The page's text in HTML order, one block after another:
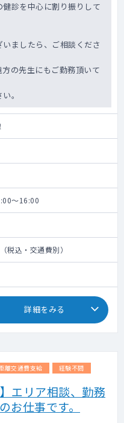
診を中心に割り振りして
ましたら、ご相談くださ
の先生にもご勤務頂いて
。
～16:00
税込・交通費別）
詳細をみる
離交通費支給 経験不問
エリア相談、勤務
お仕事です。